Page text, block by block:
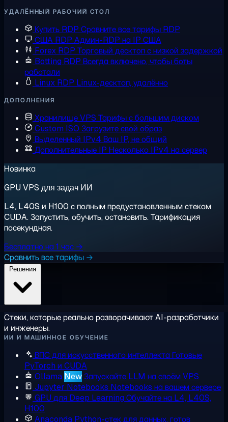
УДАЛЁННЫЙ РАБОЧИЙ СТОЛ
Купить RDP Сравните все тарифы RDP
США RDP Админ-RDP на IP США
Forex RDP Торговый десктоп с низкой задержкой
Botting RDP Всегда включено, чтобы боты
работали
Linux RDP Linux-десктоп, удалённо
ДОПОЛНЕНИЯ
Хранилище VPS Тарифы с большим диском
Custom ISO Загрузите свой образ
Выделенный IPv4 Ваш IP, не общий
Дополнительные IP Несколько IPv4 на сервер
Новинка
GPU VPS для задач ИИ
L4, L40S и H100 с полным предустановленным стеком
CUDA. Запустить, обучить, остановить. Тарификация
посекундная.
Бесплатно на 1 час →
Сравнить все тарифы →
Стеки, которые реально разворачивают AI-разработчики
и инженеры.
ИИ И МАШИННОЕ ОБУЧЕНИЕ
ВПС для искусственного интеллектаГотовые
PyTorch и CUDA
Ollama NewЗапускайте LLM на своём VPS
Jupyter Notebooks Notebooks на вашем сервере
GPU для Deep Learning Обучайте на L4, L40S,
H100
Anaconda Python-стек для данных, готов